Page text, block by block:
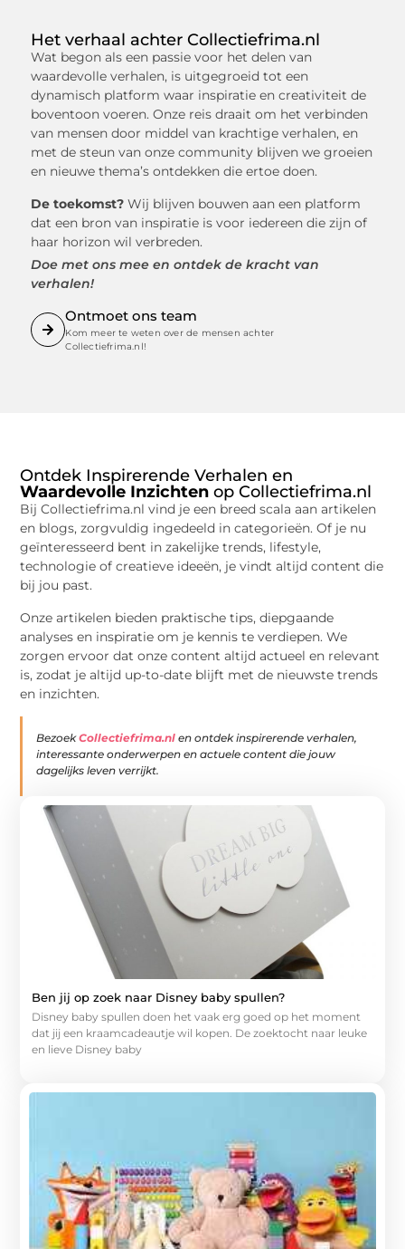
Het verhaal achter Collectiefrima.nl
Wat begon als een passie voor het delen van
waardevolle verhalen, is uitgegroeid tot een
dynamisch platform waar inspiratie en creativiteit de
boventoon voeren. Onze reis draait om het verbinden
van mensen door middel van krachtige verhalen, en
met de steun van onze community blijven we groeien
en nieuwe thema’s ontdekken die ertoe doen.
De toekomst? Wij blijven bouwen aan een platform
dat een bron van inspiratie is voor iedereen die zijn of
haar horizon wil verbreden.
Doe met ons mee en ontdek de kracht van
verhalen!
Ontmoet ons team
Kom meer te weten over de mensen achter
Collectiefrima.nl!
Ontdek Inspirerende Verhalen en
Waardevolle Inzichtenop Collectiefrima.nl
Bij Collectiefrima.nl vind je een breed scala aan artikelen
en blogs, zorgvuldig ingedeeld in categorieën. Of je nu
geïnteresseerd bent in zakelijke trends, lifestyle,
technologie of creatieve ideeën, je vindt altijd content die
bij jou past.
Onze artikelen bieden praktische tips, diepgaande
analyses en inspiratie om je kennis te verdiepen. We
zorgen ervoor dat onze content altijd actueel en relevant
is, zodat je altijd up-to-date blijft met de nieuwste trends
en inzichten.
BezoekCollectiefrima.nl en ontdek inspirerende verhalen,
interessante onderwerpen en actuele content die jouw
dagelijks leven verrijkt.
Ben jij op zoek naar Disney baby spullen?
Disney baby spullen doen het vaak erg goed op het moment
dat jij een kraamcadeautje wil kopen. De zoektocht naar leuke
en lieve Disney baby